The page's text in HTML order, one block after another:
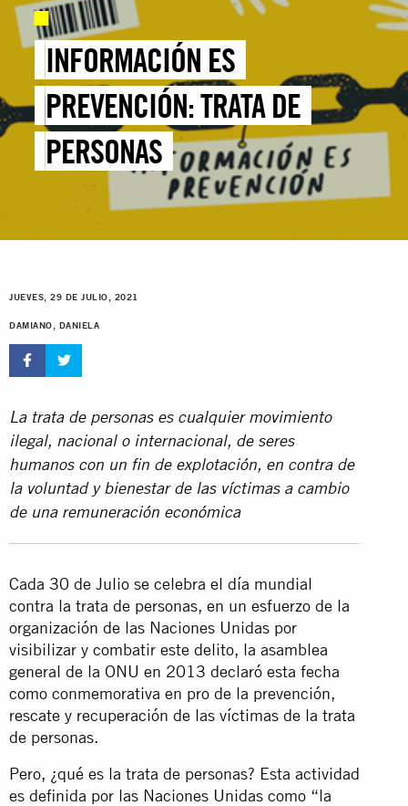
INFORMACIÓN ES
PREVENCIÓN: TRATA DE
PERSONAS
JUEVES, 29 DE JULIO, 2021
DAMIANO, DANIELA
La trata de personas es cualquier movimiento
ilegal, nacional o internacional, de seres
humanos con un fin de explotación, en contra de
la voluntad y bienestar de las víctimas a cambio
de una remuneración económica
Cada 30 de Julio se celebra el día mundial
contra la trata de personas, en un esfuerzo de la
organización de las Naciones Unidas por
visibilizar y combatir este delito, la asamblea
general de la ONU en 2013 declaró esta fecha
como conmemorativa en pro de la prevención,
rescate y recuperación de las víctimas de la trata
de personas.
Pero, ¿qué es la trata de personas? Esta actividad
es definida por las Naciones Unidas como “la